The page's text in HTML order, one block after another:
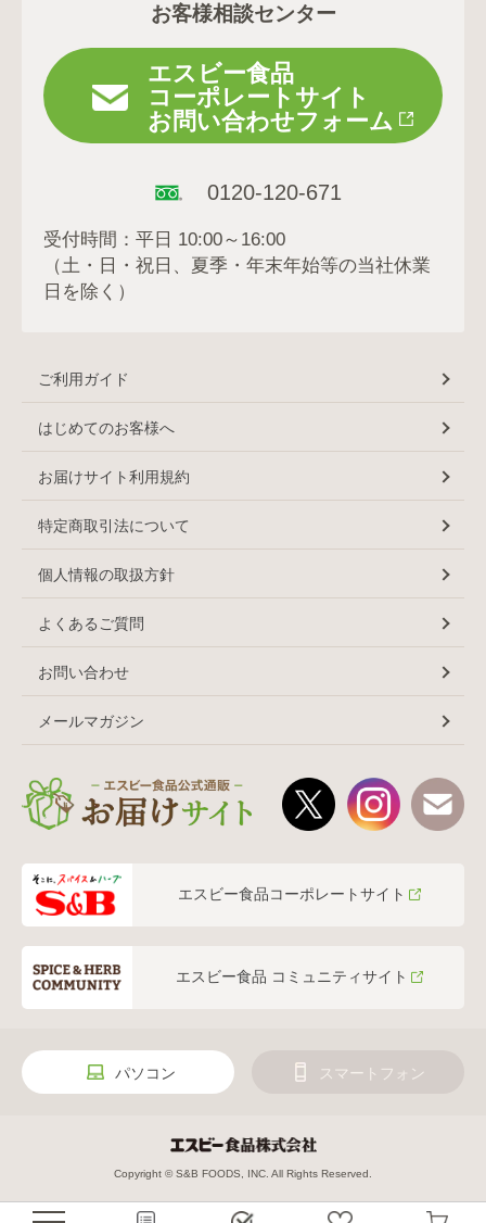
お客様相談センター
エスビー食品
コーポレートサイト
お問い合わせフォーム
0120-120-671
受付時間：平日 10:00～16:00
（土・日・祝日、夏季・年末年始等の当社休業
日を除く）
ご利用ガイド
はじめてのお客様へ
お届けサイト利用規約
特定商取引法について
個人情報の取扱方針
よくあるご質問
お問い合わせ
メールマガジン
エスビー食品コーポレートサイト
エスビー食品 コミュニティサイト
パソコン スマートフォン
Copyright © S&B FOODS, INC. All Rights Reserved.